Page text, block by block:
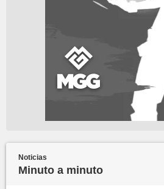
Noticias
Minuto a minuto